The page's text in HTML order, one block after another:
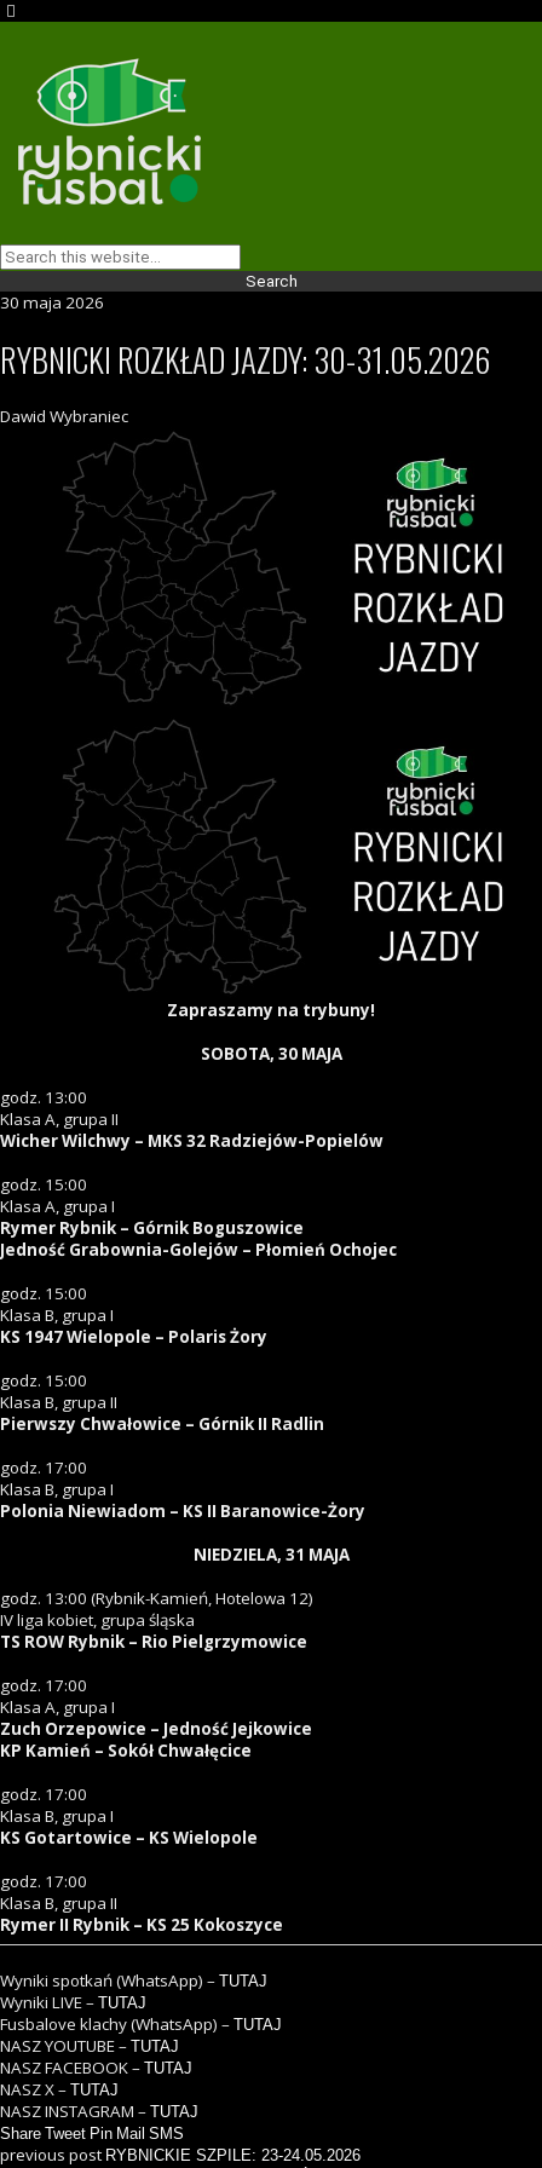
30 maja 2026
RYBNICKI ROZKŁAD JAZDY: 30-31.05.2026
Dawid Wybraniec
Zapraszamy na trybuny!
SOBOTA, 30 MAJA
godz. 13:00
Klasa A, grupa II
Wicher Wilchwy – MKS 32 Radziejów-Popielów
godz. 15:00
Klasa A, grupa I
Rymer Rybnik – Górnik Boguszowice
Jedność Grabownia-Golejów – Płomień Ochojec
godz. 15:00
Klasa B, grupa I
KS 1947 Wielopole – Polaris Żory
godz. 15:00
Klasa B, grupa II
Pierwszy Chwałowice – Górnik II Radlin
godz. 17:00
Klasa B, grupa I
Polonia Niewiadom – KS II Baranowice-Żory
NIEDZIELA, 31 MAJA
godz. 13:00 (Rybnik-Kamień, Hotelowa 12)
IV liga kobiet, grupa śląska
TS ROW Rybnik – Rio Pielgrzymowice
godz. 17:00
Klasa A, grupa I
Zuch Orzepowice – Jedność Jejkowice
KP Kamień – Sokół Chwałęcice
godz. 17:00
Klasa B, grupa I
KS Gotartowice – KS Wielopole
godz. 17:00
Klasa B, grupa II
Rymer II Rybnik – KS 25 Kokoszyce
Wyniki spotkań (WhatsApp) – TUTAJ
Wyniki LIVE – TUTAJ
Fusbalove klachy (WhatsApp) – TUTAJ
NASZ YOUTUBE – TUTAJ
NASZ FACEBOOK – TUTAJ
NASZ X – TUTAJ
NASZ INSTAGRAM – TUTAJ
Share Tweet Pin Mail SMS
previous post RYBNICKIE SZPILE: 23-24.05.2026